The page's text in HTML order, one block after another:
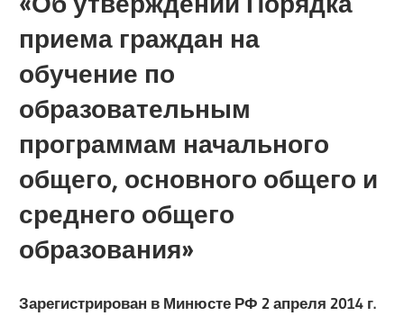
приема граждан на
обучение по
образовательным
программам начального
общего, основного общего и
среднего общего
образования»
Зарегистрирован в Минюсте РФ 2 апреля 2014 г.